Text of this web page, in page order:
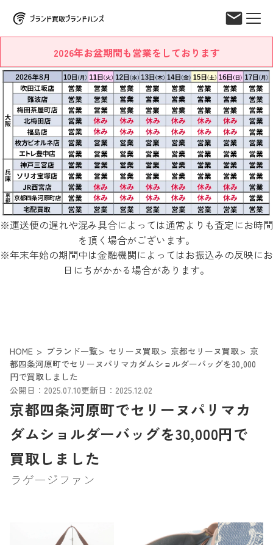
2026年お盆期間も営業をしております
※運送便の遅れや混み具合によっては通常よりも査定にお時間
を頂く場合がございます。
※年末年始の期間中は金融機関によってはお振込みの反映にお
日にちがかかる場合があります。
HOME ブランド一覧 セリーヌ買取 京都セリーヌ買取
京
都四条河原町でセリーヌパリマカダムショルダーバッグを30,000
円で買取しました
公開日：2025.07.10更新日：2025.12.02
京都四条河原町でセリーヌパリマカ
ダムショルダーバッグを30,000円で
買取しました
ラゲージファン